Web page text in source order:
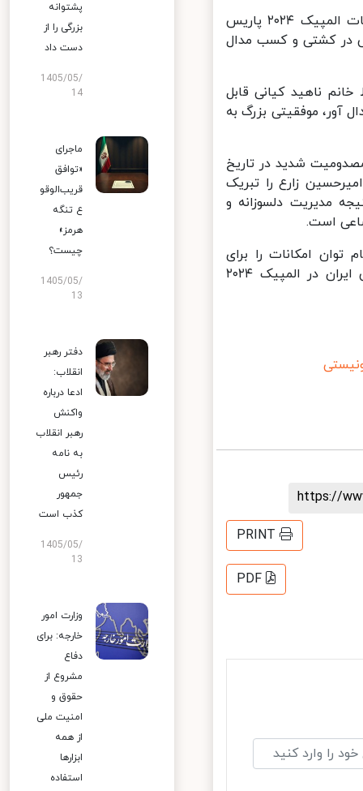
قالیباف در ادامه با تبریک به مدال آوران کشور و مربیان آن‌ها در مسابقات المپیک ۲۰۲۴ پاریس
در کشتی و کسب مدال
ناهید کیانی قابل
موفقیتی بزرگ به
شدید در تاریخ
زارع را تبریک
مدیریت دلسوزانه و
است.
امکانات را برای
موفقیت‌ها فراهم کنند. قدردان زحمات تمامی مدال آوران کاروان ورزشی ایران در المپیک ۲۰۲۴
https://
PRINT
PDF
پشتوانه
بزرگی را از
دست داد
1405/05/
14
ماجرای
«توافق
قریب‌الوقو
ع تنگه
هرمز»
چیست؟
1405/05/
13
دفتر رهبر
انقلاب:
ادعا درباره
واکنش
رهبر انقلاب
به نامه
رئیس
جمهور
کذب است
1405/05/
13
وزارت امور
خارجه: برای
دفاع
مشروع از
حقوق و
امنیت ملی
از همه
ابزارها
استفاده